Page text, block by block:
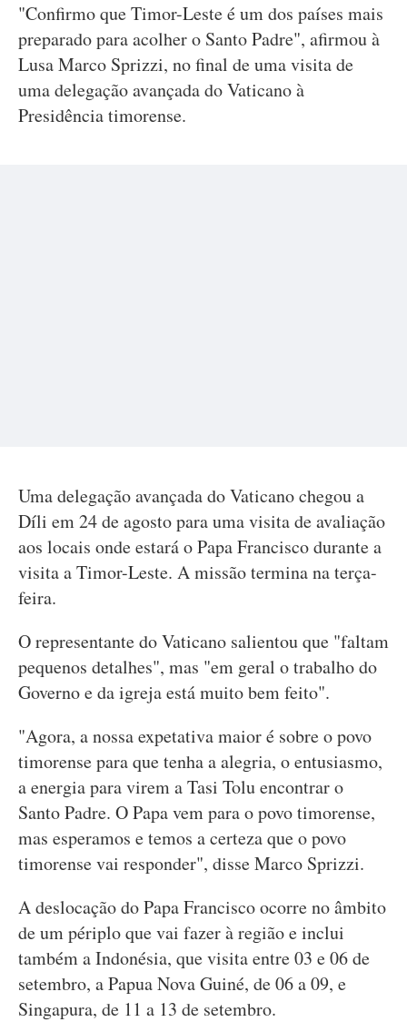
"Confirmo que Timor-Leste é um dos países mais
preparado para acolher o Santo Padre", afirmou à
Lusa Marco Sprizzi, no final de uma visita de
uma delegação avançada do Vaticano à
Presidência timorense.
Uma delegação avançada do Vaticano chegou a
Díli em 24 de agosto para uma visita de avaliação
aos locais onde estará o Papa Francisco durante a
visita a Timor-Leste. A missão termina na terça-
feira.
O representante do Vaticano salientou que "faltam
pequenos detalhes", mas "em geral o trabalho do
Governo e da igreja está muito bem feito".
"Agora, a nossa expetativa maior é sobre o povo
timorense para que tenha a alegria, o entusiasmo,
a energia para virem a Tasi Tolu encontrar o
Santo Padre. O Papa vem para o povo timorense,
mas esperamos e temos a certeza que o povo
timorense vai responder", disse Marco Sprizzi.
A deslocação do Papa Francisco ocorre no âmbito
de um périplo que vai fazer à região e inclui
também a Indonésia, que visita entre 03 e 06 de
setembro, a Papua Nova Guiné, de 06 a 09, e
Singapura, de 11 a 13 de setembro.